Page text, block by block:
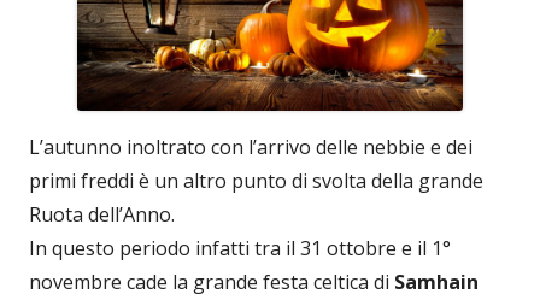
L’autunno inoltrato con l’arrivo delle nebbie e dei
primi freddi è un altro punto di svolta della grande
Ruota dell’Anno.
In questo periodo infatti tra il 31 ottobre e il 1°
novembre cade la grande festa celtica di Samhain